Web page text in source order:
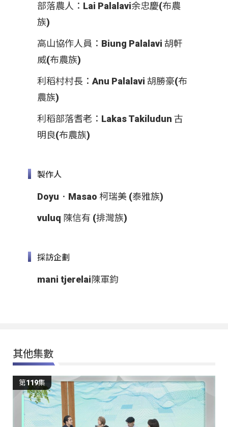
部落農人：Lai Palalavi余忠慶(布農
族)
高山協作人員：Biung Palalavi 胡軒
威(布農族)
利稻村村長：Anu Palalavi 胡勝豪(布
農族)
利稻部落耆老：Lakas Takiludun 古
明良(布農族)
製作人
Doyu．Masao 柯瑞美 (泰雅族)
vuluq 陳信有 (排灣族)
採訪企劃
mani tjerelai陳軍鈞
其他集數
第119集